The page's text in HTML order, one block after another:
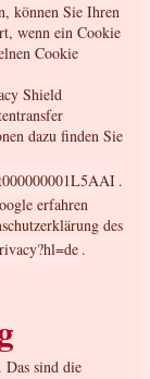
können Sie Ihren
wenn ein Cookie
Cookie
Shield
dazu finden Sie
.
erfahren
des
.
Das sind die